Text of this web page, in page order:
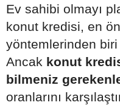
Ev sahibi olmayı
konut kredisi, en
yöntemlerinden
Ancak konut
bilmeniz
oranlarını